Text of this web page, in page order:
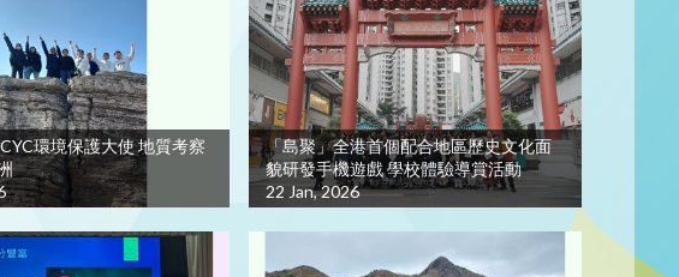
環境保護大使 地質考察
「島聚」全港首個配合地區歷史文化面
貌研發手機遊戲 學校體驗導賞活動
22 Jan, 2026